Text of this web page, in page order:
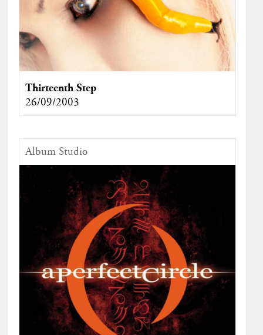
Thirteenth Step
26/09/2003
Album Studio